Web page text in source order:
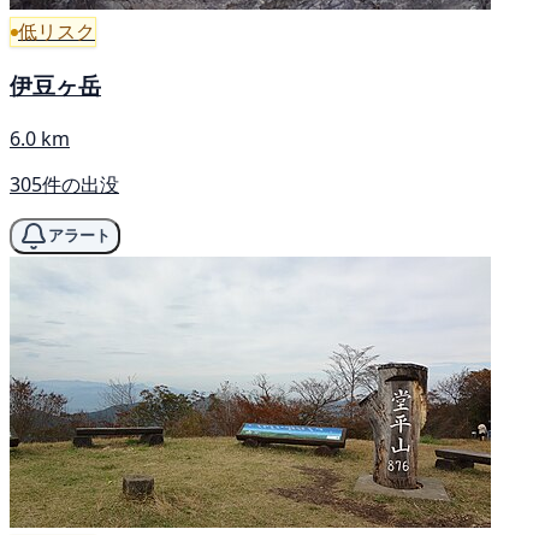
低リスク
伊豆ヶ岳
6.0 km
305件の出没
アラート